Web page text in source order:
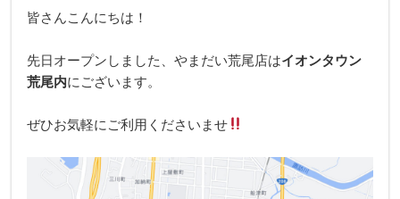
皆さんこんにちは！
先日オープンしました、やまだい荒尾店はイオンタウン
荒尾内にございます。
ぜひお気軽にご利用くださいませ